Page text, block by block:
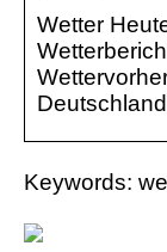
Wetter
Keywords: